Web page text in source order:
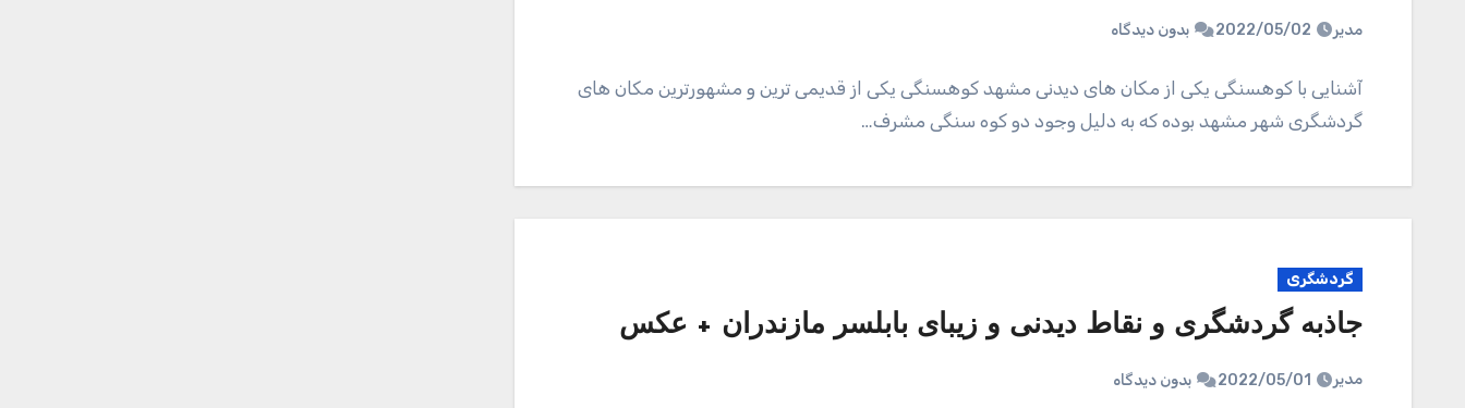
مدیر 2022/05/02 بدون دیدگاه
آشنایی با کوهسنگی یکی از مکان های دیدنی مشهد کوهسنگی یکی از قدیمی ترین و مشهورترین مکان های
گردشگری شهر مشهد بوده که به دلیل وجود دو کوه سنگی مشرف…
گردشگری
جاذبه گردشگری و نقاط دیدنی و زیبای بابلسر مازندران + عکس
مدیر 2022/05/01 بدون دیدگاه